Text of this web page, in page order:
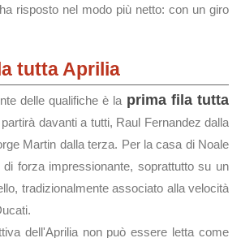
risposto nel modo più netto: con un giro
tutta Aprilia
delle qualifiche è la prima fila tutta
davanti a tutti, Raul Fernandez dalla
Martin dalla terza. Per la casa di Noale
forza impressionante, soprattutto su un
tradizionalmente associato alla velocità
dell'Aprilia non può essere letta come